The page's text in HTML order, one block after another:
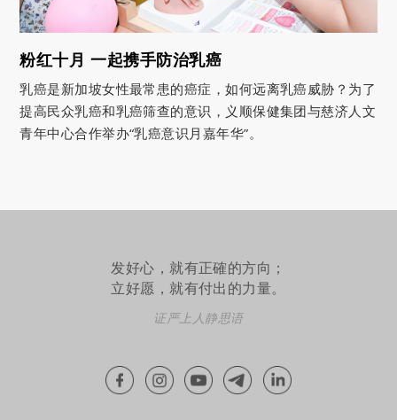
粉红十月 一起携手防治乳癌
乳癌是新加坡女性最常患的癌症，如何远离乳癌威胁？为了
提高民众乳癌和乳癌筛查的意识，义顺保健集团与慈济人文
青年中心合作举办“乳癌意识月嘉年华”。
发好心，就有正確的方向；
立好愿，就有付出的力量。
证严上人静思语